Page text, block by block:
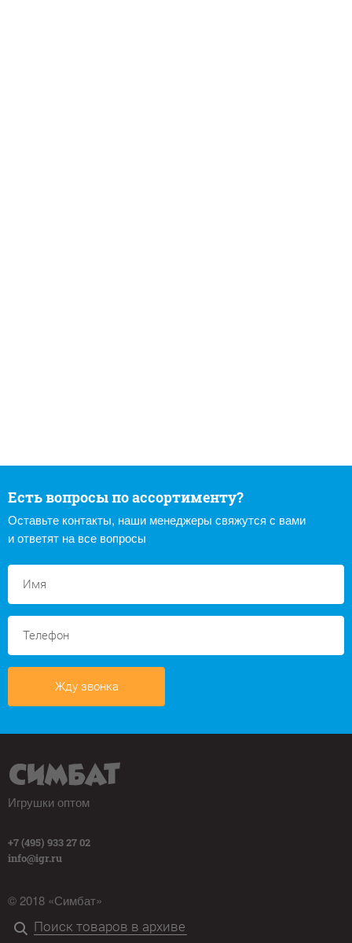
Есть вопросы по ассортименту?
Оставьте контакты, наши менеджеры свяжутся с вами
и ответят на все вопросы
Жду звонка
Игрушки оптом
+7 (495) 933 27 02
info@igr.ru
© 2018 «Симбат»